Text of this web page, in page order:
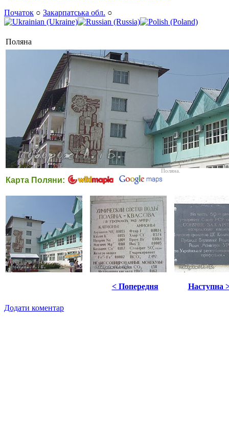
Початок ○ Закарпатська обл. ○
Поляна
Поляна.
Карта Поляни:
< Попередня Наступна
Додати коментар